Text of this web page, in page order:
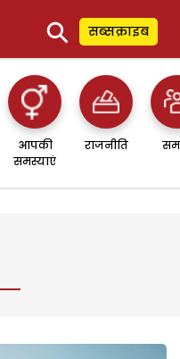
⚲ सब्सक्राइब
आपकी
समस्याएं
राजनीति